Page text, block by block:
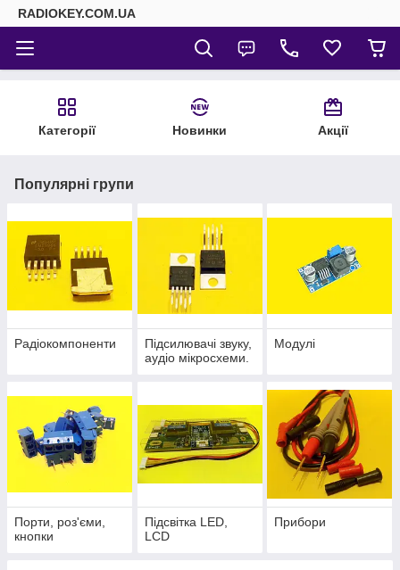
RADIOKEY.COM.UA
Категорії Новинки Акції
Популярні групи
Радіокомпоненти
Підсилювачі звуку,
аудіо мікросхеми.
Модулі
Порти, роз'єми,
кнопки
Підсвітка LED,
LCD
Прибори